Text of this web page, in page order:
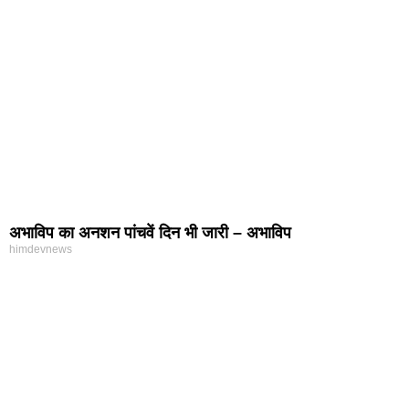
अभाविप का अनशन पांचवें दिन भी जारी – अभाविप
himdevnews